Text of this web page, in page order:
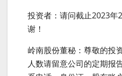
投资者：请问截止2023年
谢！
岭南股份董秘：尊敬的投
人数请留意公司的定期报